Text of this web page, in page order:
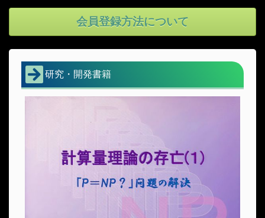
会員登録方法について
研究・開発書籍